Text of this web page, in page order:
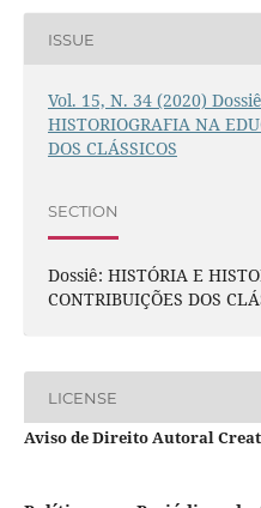
ISSUE
Vol. 15, N. 34 (2020)
HISTORIOGRAFIA NA
DOS CLÁSSICOS
SECTION
Dossiê: HISTÓRIA E
CONTRIBUIÇÕES DOS
LICENSE
Aviso de Direito Autoral